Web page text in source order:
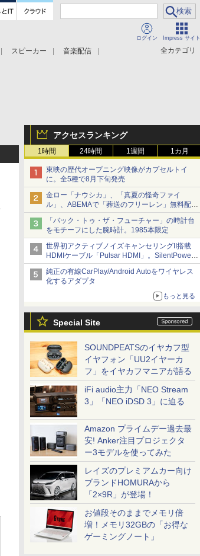
ログイン Impress サイト
全カテゴリ
スピーカー
音楽配信
アクセスランキング
1時間 24時間 1週間 1カ月
東映の歴代オープニング映像がカプセルトイ
に。全5種で8月下旬発売
金ロー「ナウシカ」、「真夏の怪奇ファイ
ル」、ABEMAで「葬送のフリーレン」無料配信
など。夏の特番・配信情報
「バック・トゥ・ザ・フューチャー」の時計台
をモチーフにした腕時計。1985本限定
世界初アクティブノイズキャンセリングII搭載
HDMIケーブル「Pulsar HDMI」。SilentPower
から
純正の有線CarPlay/Android Autoをワイヤレス
化するアダプタ
もっと見る
Special Site
SOUNDPEATSのイヤカフ型
イヤフォン「UU2イヤーカ
フ」をイヤカフマニアが語る
iFi audio主力「NEO Stream
3」「NEO iDSD 3」に迫る
Amazon プライムデー過去最
安! Anker注目プロジェクタ
ー3モデルを使ってみた
レイズのプレミアムカー向け
ブランドHOMURAから
「2×9R」が登場！
お値段そのままでメモリ倍
増！メモリ32GBの「お得な
ゲーミングノート」